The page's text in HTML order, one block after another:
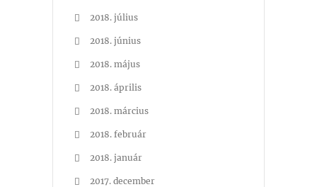
2018. július
2018. június
2018. május
2018. április
2018. március
2018. február
2018. január
2017. december